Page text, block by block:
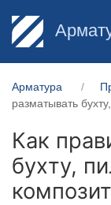
Арматура
разматывать
Как
бухту,